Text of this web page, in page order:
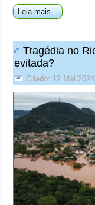
Leia mais...
Tragédia no
evitada?
Criado: 12 Mai 2024